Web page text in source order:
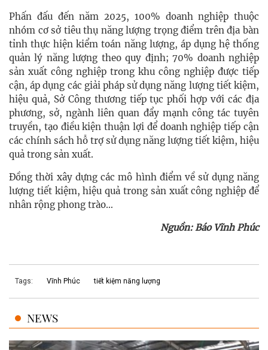
Phấn đấu đến năm 2025, 100% doanh nghiệp thuộc
nhóm cơ sở tiêu thụ năng lượng trọng điểm trên địa bàn
tỉnh thực hiện kiểm toán năng lượng, áp dụng hệ thống
quản lý năng lượng theo quy định; 70% doanh nghiệp
sản xuất công nghiệp trong khu công nghiệp được tiếp
cận, áp dụng các giải pháp sử dụng năng lượng tiết kiệm,
hiệu quả, Sở Công thương tiếp tục phối hợp với các địa
phương, sở, ngành liên quan đẩy mạnh công tác tuyên
truyền, tạo điều kiện thuận lợi để doanh nghiệp tiếp cận
các chính sách hỗ trợ sử dụng năng lượng tiết kiệm, hiệu
quả trong sản xuất.
Đồng thời xây dựng các mô hình điểm về sử dụng năng
lượng tiết kiệm, hiệu quả trong sản xuất công nghiệp để
nhân rộng phong trào…
Nguồn: Báo Vĩnh Phúc
Tags: Vĩnh Phúc tiết kiệm năng lượng
NEWS